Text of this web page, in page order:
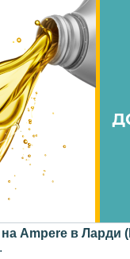
Ampere в Ларди